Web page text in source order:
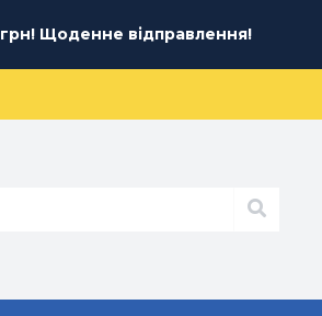
Щоденне відправлення!